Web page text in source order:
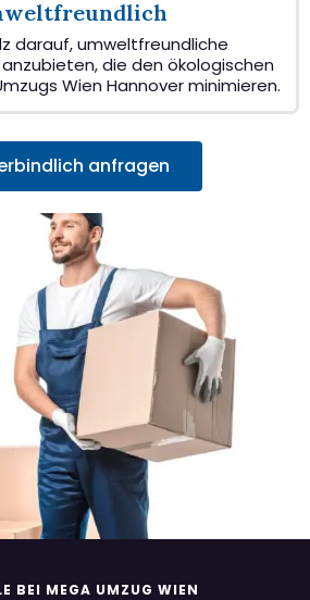
darauf, umweltfreundliche
die den ökologischen
Wien Hannover minimieren.
anfragen
BEI MEGA UMZUG WIEN